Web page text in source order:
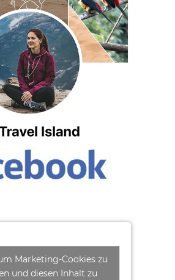
Marketing-Cookies zu
und diesen Inhalt zu